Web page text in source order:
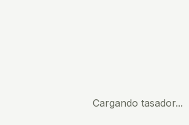
Cargando tasador...